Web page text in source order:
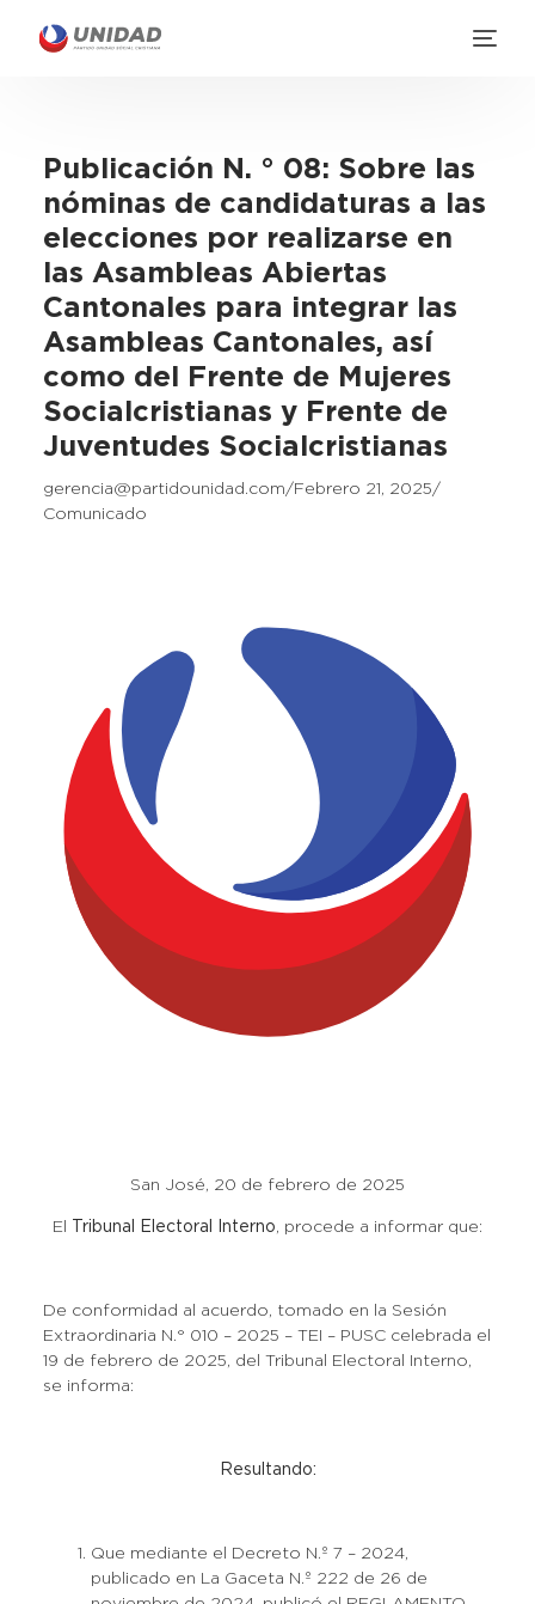
Publicación N. ° 08: Sobre las
nóminas de candidaturas a las
elecciones por realizarse en
las Asambleas Abiertas
Cantonales para integrar las
Asambleas Cantonales, así
como del Frente de Mujeres
Socialcristianas y Frente de
Juventudes Socialcristianas
gerencia@partidounidad.com
Febrero 21, 2025
Comunicado
San José, 20 de febrero de 2025
El Tribunal Electoral Interno , procede a informar que:
De conformidad al acuerdo, tomado en la Sesión
Extraordinaria N.° 010 – 2025 – TEI – PUSC celebrada el
19 de febrero de 2025, del Tribunal Electoral Interno,
se informa:
Resultando:
Que mediante el Decreto N.º 7 – 2024,
publicado en La Gaceta N.º 222 de 26 de